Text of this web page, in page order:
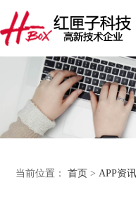
当前位置：首页 >APP资讯